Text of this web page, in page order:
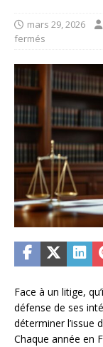
mars 29, 2026
fermés
Face à un litige,
défense de ses
déterminer l’issue
Chaque année en